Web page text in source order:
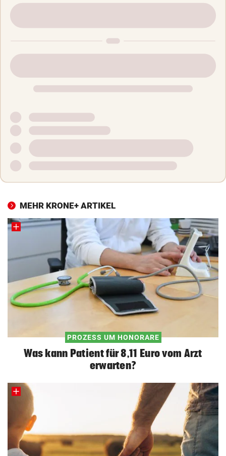
MEHR KRONE+ ARTIKEL
PROZESS UM HONORARE
Was kann Patient für 8,11 Euro vom Arzt
erwarten?